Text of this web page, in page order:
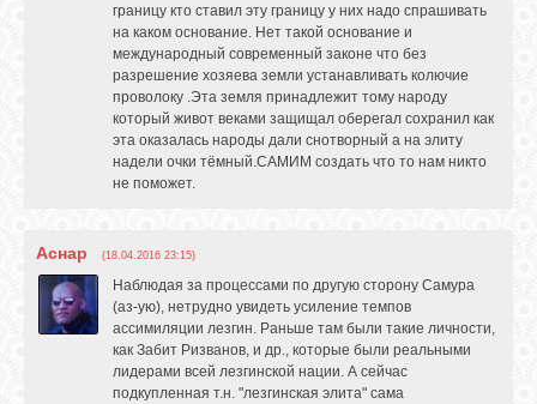
границу кто ставил эту границу у них надо спрашивать
на каком основание. Нет такой основание и
международный современный законе что без
разрешение хозяева земли устанавливать колючие
проволоку .Эта земля принадлежит тому народу
который живот веками защищал оберегал сохранил как
эта оказалась народы дали снотворный а на элиту
надели очки тёмный.САМИМ создать что то нам никто
не поможет.
Аснар (18.04.2016 23:15)
Наблюдая за процессами по другую сторону Самура
(аз-ую), нетрудно увидеть усиление темпов
ассимиляции лезгин. Раньше там были такие личности,
как Забит Ризванов, и др., которые были реальными
лидерами всей лезгинской нации. А сейчас
подкупленная т.н. "лезгинская элита" сама